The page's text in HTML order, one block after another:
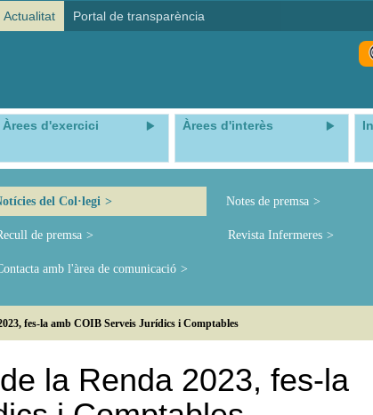
Actualitat Portal de transparència
Àrees d'exercici Àrees d'interès
del Col·legi Notes de premsa
de premsa Revista Infermeres
amb l'àrea de comunicació
fes-la amb COIB Serveis Jurídics i Comptables
la Renda 2023, fes-la